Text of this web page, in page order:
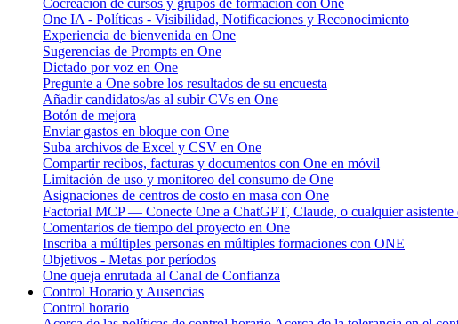
One IA - Políticas - Visibilidad, Notificaciones y Reconocimiento
Experiencia de bienvenida en One
Sugerencias de Prompts en One
Dictado por voz en One
Pregunte a One sobre los resultados de su encuesta
Añadir candidatos/as al subir CVs en One
Botón de mejora
Enviar gastos en bloque con One
Suba archivos de Excel y CSV en One
Compartir recibos, facturas y documentos con One en móvil
Limitación de uso y monitoreo del consumo de One
Asignaciones de centros de costo en masa con One
Factorial MCP — Conecte One a ChatGPT, Claude, o cualquier
Comentarios de tiempo del proyecto en One
Inscriba a múltiples personas en múltiples formaciones con ONE
Objetivos - Metas por períodos
One queja enrutada al Canal de Confianza
Control Horario y Ausencias
Control horario